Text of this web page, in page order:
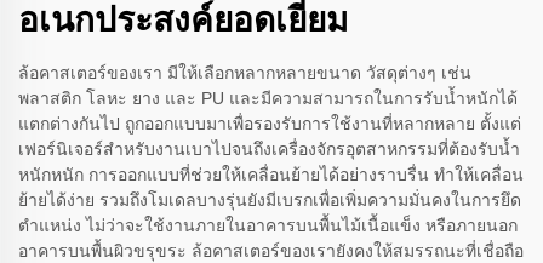
อเนกประสงค์ยอดเยี่ยม
ล้อคาสเตอร์ของเรา มีให้เลือกหลากหลายขนาด วัสดุต่างๆ เช่น
พลาสติก โลหะ ยาง และ PU และมีความสามารถในการรับน้ำหนักได้
แตกต่างกันไป ถูกออกแบบมาเพื่อรองรับการใช้งานที่หลากหลาย ตั้งแต่
เฟอร์นิเจอร์สำหรับงานเบาไปจนถึงเครื่องจักรอุตสาหกรรมที่ต้องรับน้ำ
หนักหนัก การออกแบบที่ช่วยให้เคลื่อนย้ายได้อย่างราบรื่น ทำให้เคลื่อน
ย้ายได้ง่าย รวมถึงโมเดลบางรุ่นยังมีเบรกเพื่อเพิ่มความมั่นคงในการยึด
ตำแหน่ง ไม่ว่าจะใช้งานภายในอาคารบนพื้นไม้เนื้อแข็ง หรือภายนอก
อาคารบนพื้นผิวขรุขระ ล้อคาสเตอร์ของเรายังคงให้สมรรถนะที่เชื่อถือ